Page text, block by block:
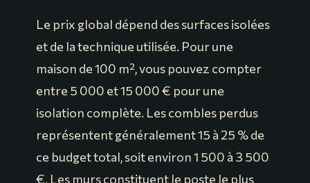
Le prix global dépend des surfaces isolées
et de la technique utilisée. Pour une
maison de 100 m², vous pouvez compter
entre 5 000 et 15 000 € pour une
isolation complète. Les combles perdus
représentent généralement 15 à 25 % de
ce budget total, soit environ 1 500 à 3 500
€. Les murs constituent le poste le plus